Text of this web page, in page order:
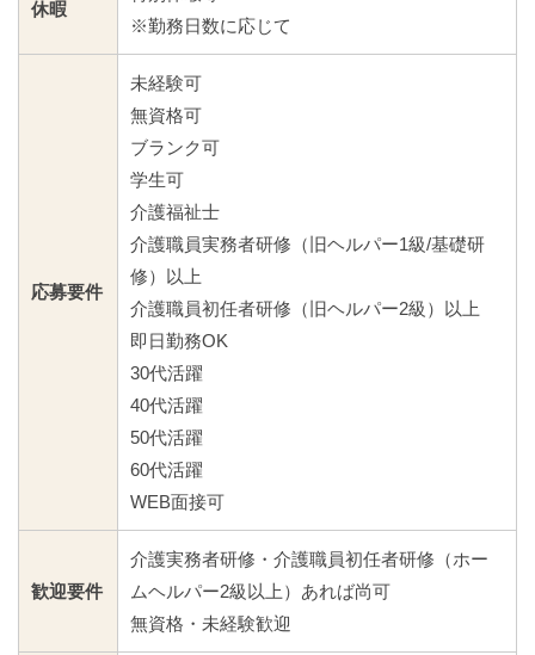
休暇
※勤務日数に応じて
応募要件
未経験可
無資格可
ブランク可
学生可
介護福祉士
介護職員実務者研修（旧ヘルパー1級/基礎研
修）以上
介護職員初任者研修（旧ヘルパー2級）以上
即日勤務OK
30代活躍
40代活躍
50代活躍
60代活躍
WEB面接可
歓迎要件
介護実務者研修・介護職員初任者研修（ホー
ムヘルパー2級以上）あれば尚可
無資格・未経験歓迎